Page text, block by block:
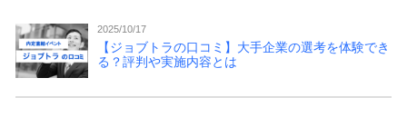
2025/10/17
【ジョブトラの口コミ】大手企業の選考を体験でき
る？評判や実施内容とは